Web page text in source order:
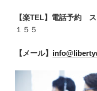
【楽TEL】電話予約
１５５
【メール】